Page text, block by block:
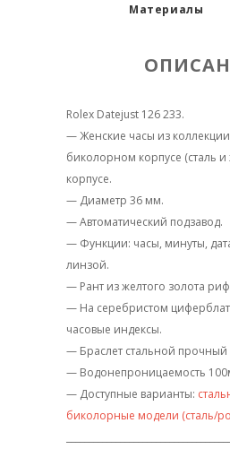
Материалы
Rolex Datejust 126 233.
— Женские часы из
биколорном корпусе (сталь и
корпусе.
— Диаметр 36 мм.
— Автоматический подзавод.
— Функции: часы, минуты,
линзой.
— Рант из желтого золота
— На серебристом
часовые индексы.
— Браслет стальной прочный
— Водонепроницаемость
— Доступные варианты:
биколорные модели (сталь/